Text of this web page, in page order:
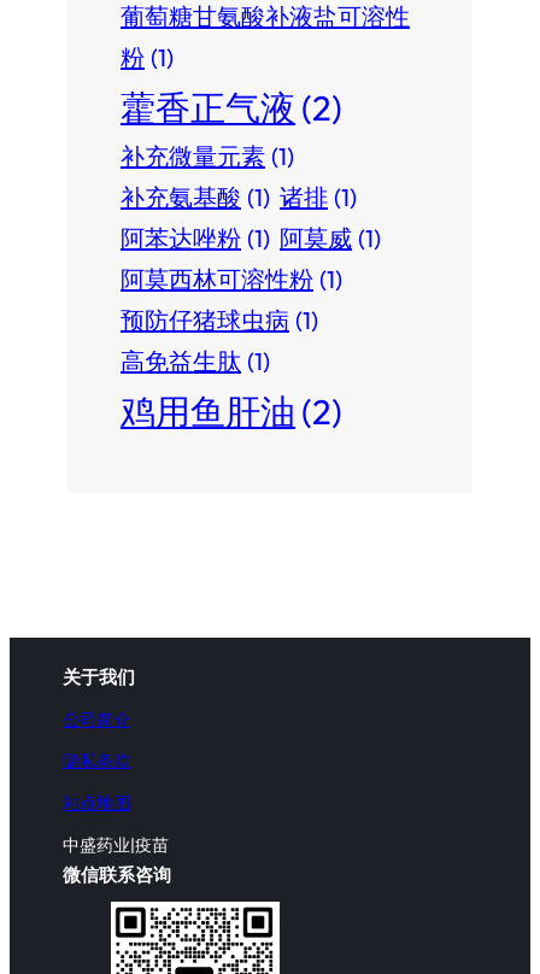
葡萄糖甘氨酸补液盐可溶性
粉 (1)
藿香正气液 (2)
补充微量元素 (1)
补充氨基酸 (1) 诸排 (1)
阿苯达唑粉 (1) 阿莫威 (1)
阿莫西林可溶性粉 (1)
预防仔猪球虫病 (1)
高免益生肽 (1)
鸡用鱼肝油 (2)
关于我们
公司简介
隐私条款
站点地图
中盛药业|疫苗
微信联系咨询